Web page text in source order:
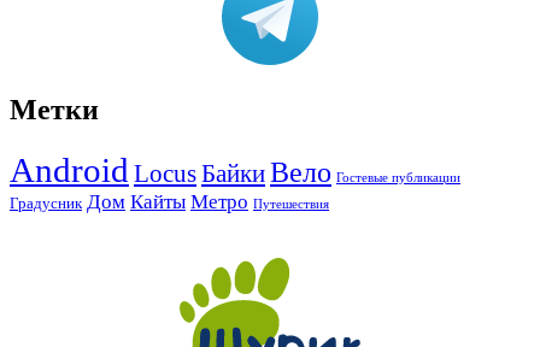
Метки
Android LocusБайкиВело Гостевые публикации
Градусник Дом Кайты Метро Путешествия